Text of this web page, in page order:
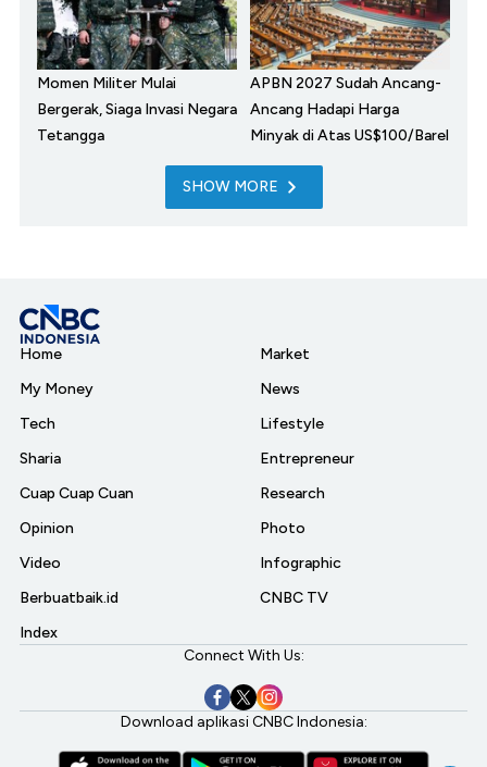
Momen Militer Mulai
Bergerak, Siaga Invasi Negara
Tetangga
APBN 2027 Sudah Ancang-
Ancang Hadapi Harga
Minyak di Atas US$100/Barel
SHOW MORE
Home
My Money
Tech
Sharia
Cuap Cuap Cuan
Opinion
Video
Berbuatbaik.id
Index
Market
News
Lifestyle
Entrepreneur
Research
Photo
Infographic
CNBC TV
Connect With Us:
Download aplikasi CNBC Indonesia: